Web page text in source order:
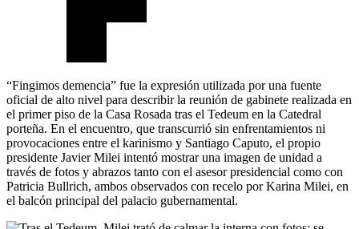
“Fingimos demencia” fue la expresión utilizada por una fuente
oficial de alto nivel para describir la reunión de gabinete realizada en
el primer piso de la Casa Rosada tras el Tedeum en la Catedral
porteña. En el encuentro, que transcurrió sin enfrentamientos ni
provocaciones entre el karinismo y Santiago Caputo, el propio
presidente Javier Milei intentó mostrar una imagen de unidad a
través de fotos y abrazos tanto con el asesor presidencial como con
Patricia Bullrich, ambos observados con recelo por Karina Milei, en
el balcón principal del palacio gubernamental.